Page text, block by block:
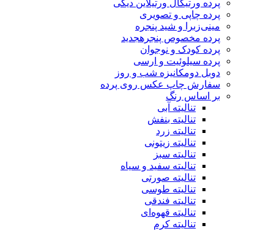
پرده ورتیکال ورتیلاین دیکی
پرده چاپی و تصویری
مینی‌زبرا و شید پنجره
پرده مخصوص پنجرهجدید
پرده کودک و نوجوان
پرده سیلوئیت و ارسی
دوبل دومکانیزه شب و روز
سفارش چاپ عکس روی پرده
بر اساس رنگ
تنالیته آبی
تنالیته بنفش
تنالیته زرد
تنالیته زیتونی
تنالیته سبز
تنالیته سفید و سیاه
تنالیته صورتی
تنالیته طوسی
تنالیته فندقی
تنالیته قهوه‌ای
تنالیته کرم